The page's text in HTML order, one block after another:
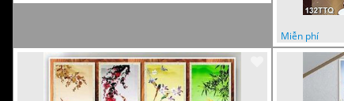
Miễn phí